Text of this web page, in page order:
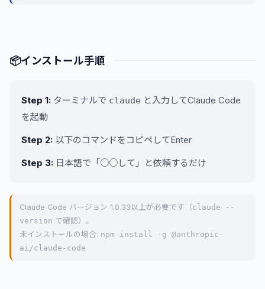
📦インストール手順
Step 1: ターミナルで claude と入力してClaude Code
を起動
Step 2: 以下のコマンドをコピペしてEnter
Step 3: 日本語で「○○して」と依頼するだけ
Claude Code バージョン 1.0.33以上が必要です（claude --
version で確認）。
未インストールの場合: npm install -g @anthropic-
ai/claude-code